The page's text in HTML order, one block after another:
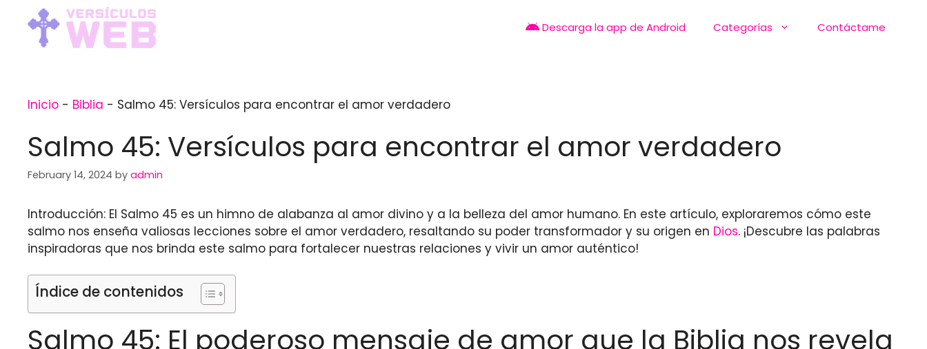
content
Descarga la app de Android Categorías Contáctame
Inicio - Biblia - Salmo 45: Versículos para encontrar el amor verdadero
Salmo 45: Versículos para encontrar el amor verdadero
February 14, 2024 by admin
Introducción: El Salmo 45 es un himno de alabanza al amor divino y a la belleza del amor humano. En este artículo, exploraremos cómo este
salmo nos enseña valiosas lecciones sobre el amor verdadero, resaltando su poder transformador y su origen en Dios. ¡Descubre las palabras
inspiradoras que nos brinda este salmo para fortalecer nuestras relaciones y vivir un amor auténtico!
Índice de contenidos
Salmo 45: El poderoso mensaje de amor que la Biblia nos revela